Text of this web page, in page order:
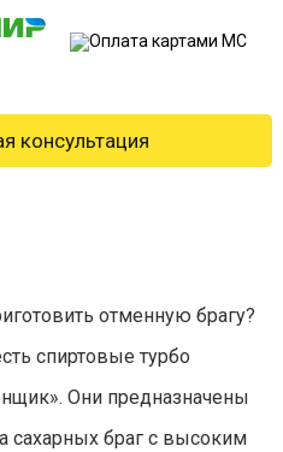
консультация
отменную брагу?
спиртовые турбо
Они предназначены
сахарных браг с высоким